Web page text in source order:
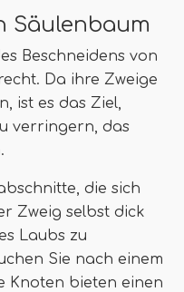
Säulenbaum
Beschneidens von
Da ihre Zweige
ist es das Ziel,
verringern, das
die sich
Zweig selbst dick
Laubs zu
Sie nach einem
Knoten bieten einen